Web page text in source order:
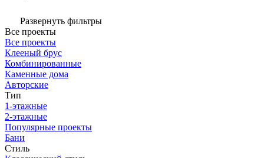
Развернуть фильтры
Все проекты
Все проекты
Клееный брус
Комбинированные
Каменные дома
Авторские
Тип
1-этажные
2-этажные
Популярные проекты
Бани
Стиль